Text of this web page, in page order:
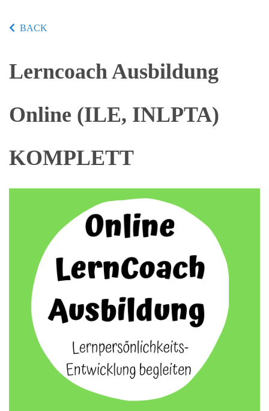
BACK
Lerncoach Ausbildung
Online (ILE, INLPTA)
KOMPLETT